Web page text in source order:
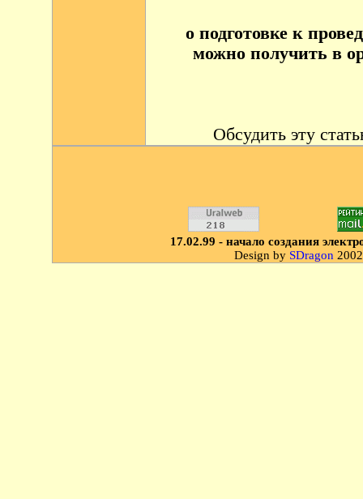
о подготовке к
можно получить в
Обсудить эту
17.02.99 - начало создания
Design by SDragon